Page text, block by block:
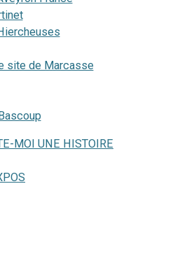
site de Marcasse
MOI UNE HISTOIRE